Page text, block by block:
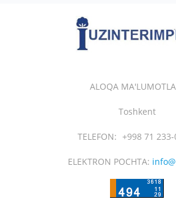
ALOQA
Toshkent
TELEFON: +998 71
ELEKTRON POCHTA: